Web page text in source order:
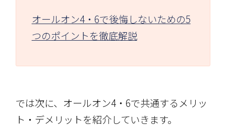
オールオン4・6で後悔しないための5
つのポイントを徹底解説
では次に、オールオン4・6で共通するメリッ
ト・デメリットを紹介していきます。